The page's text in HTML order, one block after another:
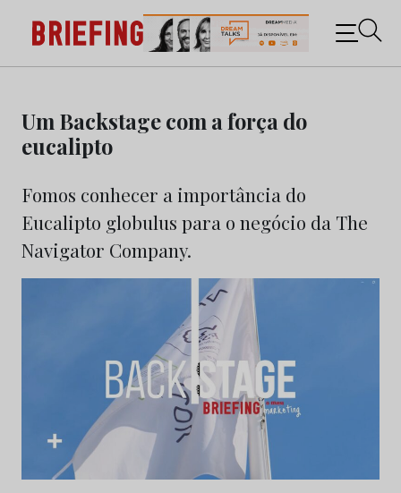
content
Briefing: Todas as notícias sobre os negócios do
Marketing e da Publicidade
Um Backstage com a força do
eucalipto
Fomos conhecer a importância do
Eucalipto globulus para o negócio da The
Navigator Company.